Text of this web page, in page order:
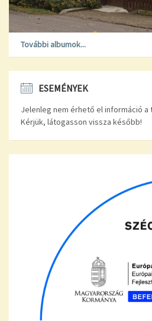
További albumok...
ESEMÉNYEK
Jelenleg nem érhető el információ
Kérjük, látogasson vissza később!